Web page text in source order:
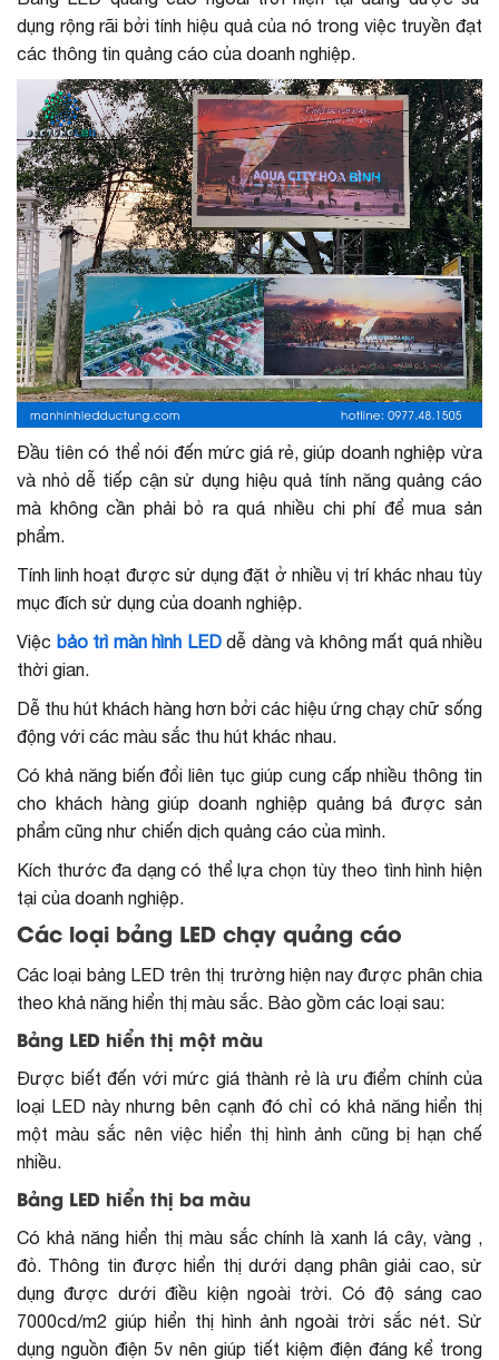
dụng rộng rãi bởi tính hiệu quả của nó trong việc truyền đạt
các thông tin quảng cáo của doanh nghiệp.
Đầu tiên có thể nói đến mức giá rẻ, giúp doanh nghiệp vừa
và nhỏ dễ tiếp cận sử dụng hiệu quả tính năng quảng cáo
mà không cần phải bỏ ra quá nhiều chi phí để mua sản
phẩm.
Tính linh hoạt được sử dụng đặt ở nhiều vị trí khác nhau tùy
mục đích sử dụng của doanh nghiệp.
Việc bảo trì màn hình LEDdễ dàng và không mất quá nhiều
thời gian.
Dễ thu hút khách hàng hơn bởi các hiệu ứng chạy chữ sống
động với các màu sắc thu hút khác nhau.
Có khả năng biến đổi liên tục giúp cung cấp nhiều thông tin
cho khách hàng giúp doanh nghiệp quảng bá được sản
phẩm cũng như chiến dịch quảng cáo của mình.
Kích thước đa dạng có thể lựa chọn tùy theo tình hình hiện
tại của doanh nghiệp.
Các loại bảng LED chạy quảng cáo
Các loại bảng LED trên thị trường hiện nay được phân chia
theo khả năng hiển thị màu sắc. Bào gồm các loại sau:
Bảng LED hiển thị một màu
Được biết đến với mức giá thành rẻ là ưu điểm chính của
loại LED này nhưng bên cạnh đó chỉ có khả năng hiển thị
một màu sắc nên việc hiển thị hình ảnh cũng bị hạn chế
nhiều.
Bảng LED hiển thị ba màu
Có khả năng hiển thị màu sắc chính là xanh lá cây, vàng ,
đỏ. Thông tin được hiển thị dưới dạng phân giải cao, sử
dụng được dưới điều kiện ngoài trời. Có độ sáng cao
7000cd/m2 giúp hiển thị hình ảnh ngoài trời sắc nét. Sử
dụng nguồn điện 5v nên giúp tiết kiệm điện đáng kể trong